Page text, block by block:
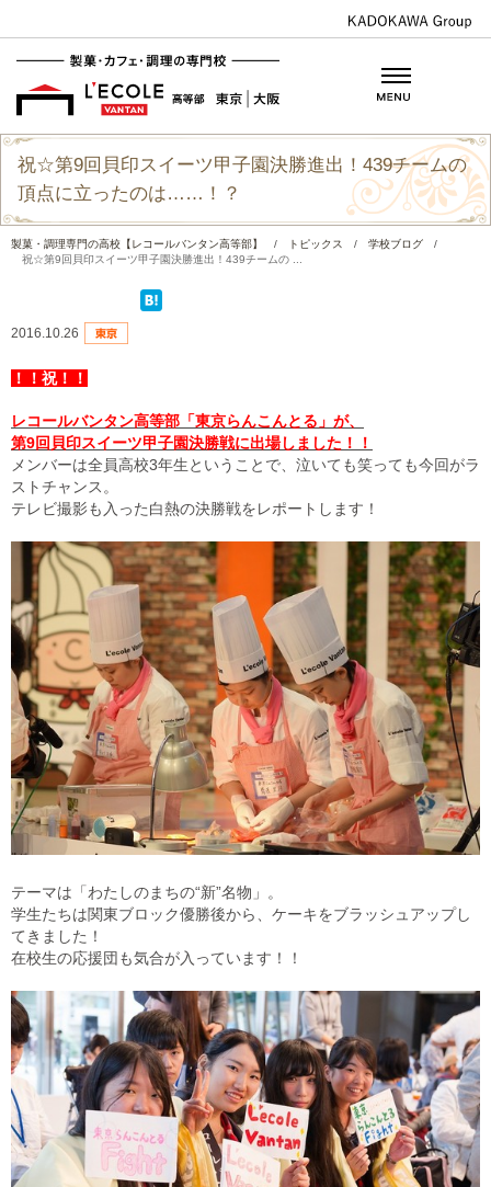
祝☆第9回貝印スイーツ甲子園決勝進出！439チームの
頂点に立ったのは……！？
製菓・調理専門の高校【レコールバンタン高等部】 / トピックス / 学校ブログ
/
祝☆第9回貝印スイーツ甲子園決勝進出！439チームの ...
2016.10.26
！！祝！！
レコールバンタン高等部「東京らんこんとる」が、
第9回貝印スイーツ甲子園決勝戦に出場しました！！
メンバーは全員高校3年生ということで、泣いても笑っても今回がラ
ストチャンス。
テレビ撮影も入った白熱の決勝戦をレポートします！
テーマは「わたしのまちの“新”名物」。
学生たちは関東ブロック優勝後から、ケーキをブラッシュアップし
てきました！
在校生の応援団も気合が入っています！！